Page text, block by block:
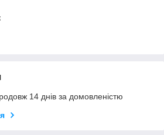
14 днів за домовленістю